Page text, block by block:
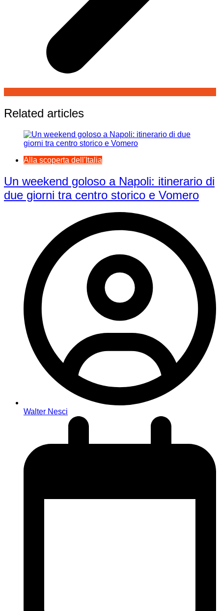
Related articles
Alla scoperta dell'Italia
Un weekend goloso a Napoli: itinerario di
due giorni tra centro storico e Vomero
Walter Nesci